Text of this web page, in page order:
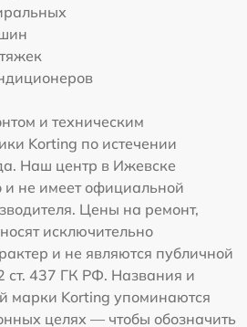
и техническим
Korting по истечении
Наш центр в Ижевске
и не имеет официальной
Цены на ремонт,
исключительно
и не являются публичной
ст. 437 ГК РФ. Названия и
марки Korting упоминаются
целях — чтобы обозначить